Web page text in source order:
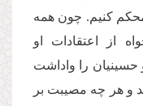
كنیم. چون همه
از اعتقادات او
را واداشت
و هر چه مصیبت بر